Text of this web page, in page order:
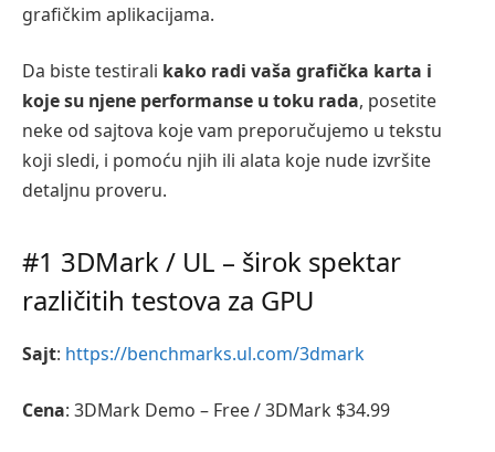
grafičkim aplikacijama.
Da biste testirali kako radi vaša grafička karta i
koje su njene performanse u toku rada, posetite
neke od sajtova koje vam preporučujemo u tekstu
koji sledi, i pomoću njih ili alata koje nude izvršite
detaljnu proveru.
#1 3DMark / UL – širok spektar
različitih testova za GPU
Sajt: https://benchmarks.ul.com/3dmark
Cena: 3DMark Demo – Free / 3DMark $34.99